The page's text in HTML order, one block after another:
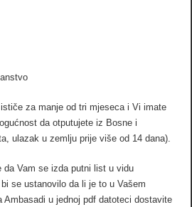
za manje od tri mjeseca i Vi imate
da otputujete iz Bosne i
ulazak u zemlju prije više od 14 dana).
da Vam se izda putni list u vidu
se ustanovilo da li je to u Vašem
Ambasadi u jednoj pdf datoteci dostavite